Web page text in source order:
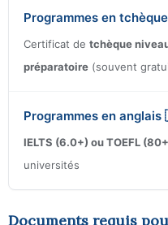
Programmes en
Certificat de tchèque
préparatoire (souvent
Programmes en
IELTS (6.0+) ou TOEFL
universités
Documents requis